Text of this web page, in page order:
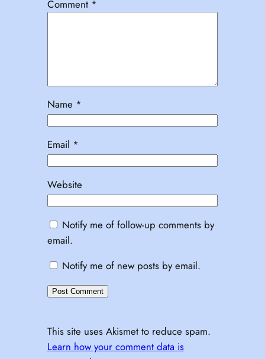
Comment *
Name *
Email *
Website
Notify me of follow-up comments by
email.
Notify me of new posts by email.
This site uses Akismet to reduce spam.
Learn how your comment data is